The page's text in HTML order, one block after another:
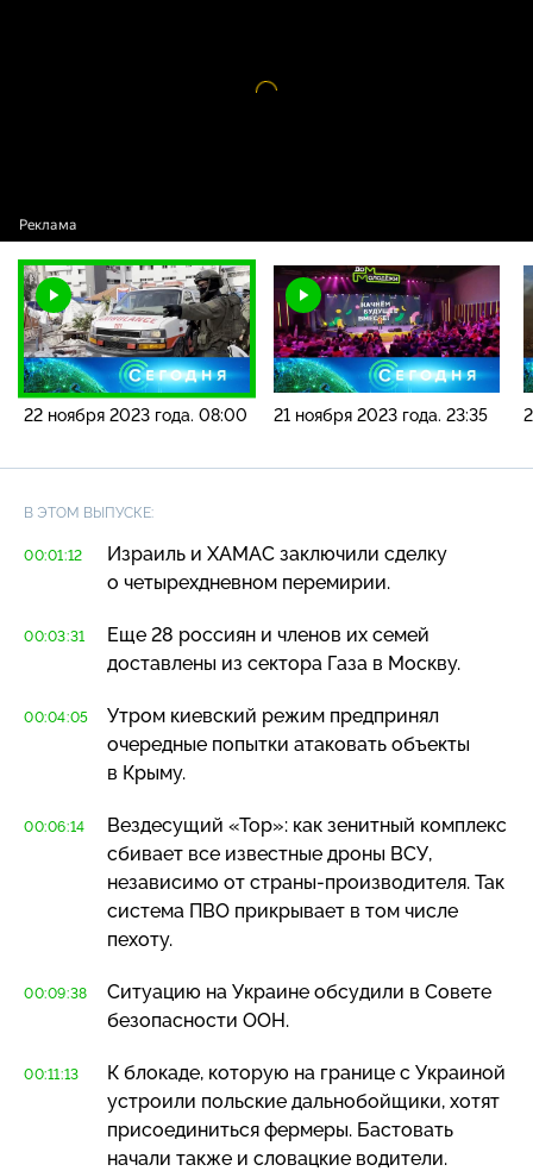
Видео
22 ноября 2023 года. 08:00 21 ноября 2023 года. 23:35
В ЭТОМ ВЫПУСКЕ:
00:01:12
Израиль и ХАМАС заключили сделку
о четырехдневном перемирии.
00:03:31
Еще 28 россиян и членов их семей
доставлены из сектора Газа в Москву.
00:04:05
Утром киевский режим предпринял
очередные попытки атаковать объекты
в Крыму.
00:06:14
Вездесущий «Тор»: как зенитный комплекс
сбивает все известные дроны ВСУ,
независимо от страны-производителя. Так
система ПВО прикрывает в том числе
пехоту.
00:09:38
Ситуацию на Украине обсудили в Совете
безопасности ООН.
00:11:13
К блокаде, которую на границе с Украиной
устроили польские дальнобойщики, хотят
присоединиться фермеры. Бастовать
начали также и словацкие водители.